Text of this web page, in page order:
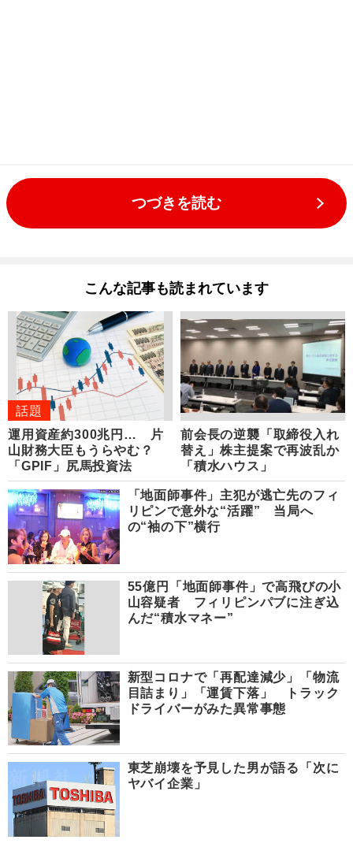
つづきを読む
こんな記事も読まれています
話題
運用資産約300兆円… 片
山財務大臣もうらやむ？
「GPIF」尻馬投資法
前会長の逆襲「取締役入れ
替え」株主提案で再波乱か
「積水ハウス」
「地面師事件」主犯が逃亡先のフィ
リピンで意外な“活躍” 当局へ
の“袖の下”横行
55億円「地面師事件」で高飛びの小
山容疑者 フィリピンパブに注ぎ込
んだ“積水マネー”
新型コロナで「再配達減少」「物流
目詰まり」「運賃下落」 トラック
ドライバーがみた異常事態
東芝崩壊を予見した男が語る「次に
ヤバイ企業」